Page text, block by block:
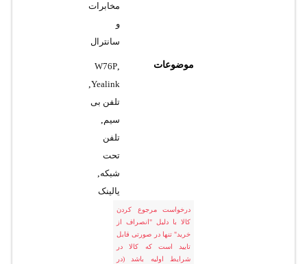
مخابرات
و
سانترال
موضوعات W76P,
Yealink
,
تلفن بی
سیم,
تلفن
تحت
شبکه,
یالینک
درخواست مرجوع کردن
کالا با دلیل "انصراف از
خرید" تنها در صورتی قابل
تایید است که کالا در
شرایط اولیه باشد (در